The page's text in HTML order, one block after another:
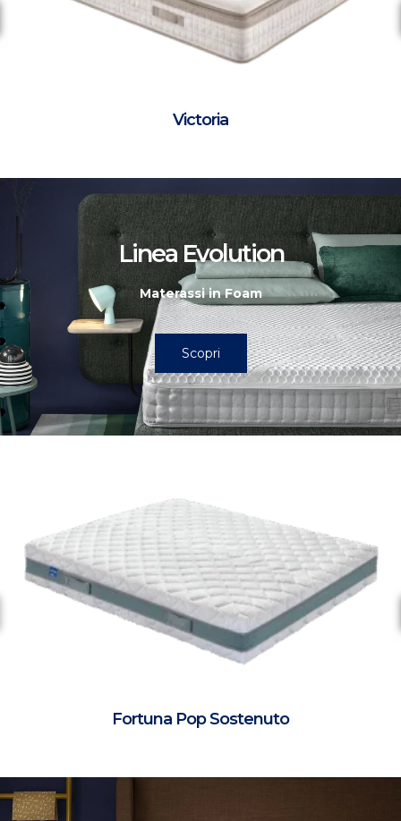
Victoria
Linea Evolution
Materassi in Foam
Scopri
Fortuna Pop Sostenuto